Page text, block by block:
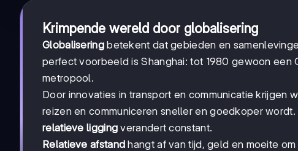
Krimpende wereld door globalisering
Globaliseringbetekent dat gebieden en
perfect voorbeeld is Shanghai: tot 1980 gewoon een
metropool.
Door innovaties in transport en communicatie krijgen
reizen en communiceren sneller en goedkoper
relatieve ligging verandert constant.
Relatieve afstand hangt af van tijd, geld en moeite